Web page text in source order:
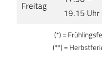
Freitag
19.15 Uhr
(*) =
(**) =